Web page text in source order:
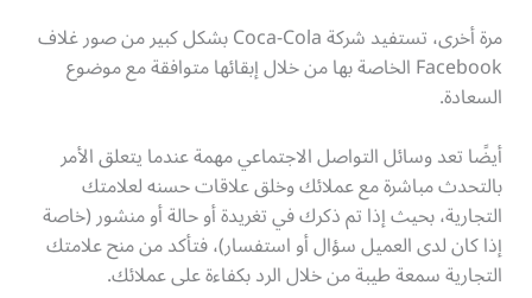
مرة أخرى، تستفيد شركة Coca-Cola بشكل كبير من صور غلاف
Facebook الخاصة بها من خلال إبقائها متوافقة مع موضوع
السعادة.
أيضًا تعد وسائل التواصل الاجتماعي مهمة عندما يتعلق الأمر
بالتحدث مباشرة مع عملائك وخلق علاقات حسنه لعلامتك
التجارية، بحيث إذا تم ذكرك في تغريدة أو حالة أو منشور (خاصة
إذا كان لدى العميل سؤال أو استفسار)، فتأكد من منح علامتك
التجارية سمعة طيبة من خلال الرد بكفاءة على عملائك.